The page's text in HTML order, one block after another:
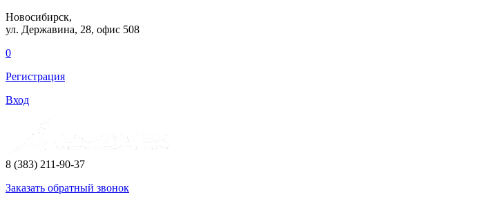
Новосибирск,
ул. Державина, 28, офис 508
0
Регистрация
Вход
8 (383) 211-90-37
Заказать обратный звонок